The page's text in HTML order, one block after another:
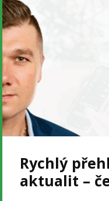
Rychlý
aktualit –